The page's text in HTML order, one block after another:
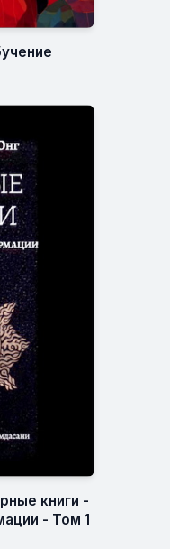
книги -
- Том 1